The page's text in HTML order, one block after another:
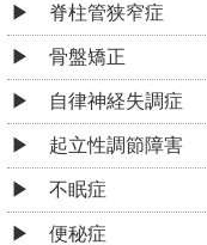
脊柱管狭窄症
骨盤矯正
自律神経失調症
起立性調節障害
不眠症
便秘症